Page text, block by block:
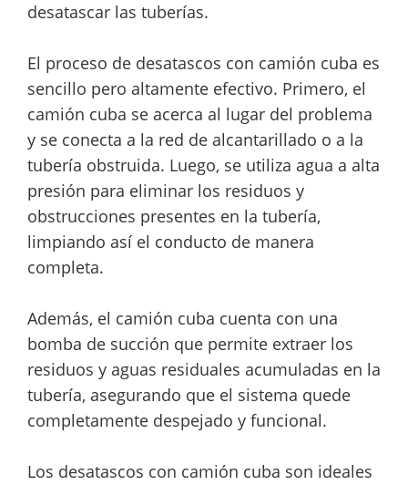
desatascar las tuberías.
El proceso de desatascos con camión cuba es
sencillo pero altamente efectivo. Primero, el
camión cuba se acerca al lugar del problema
y se conecta a la red de alcantarillado o a la
tubería obstruida. Luego, se utiliza agua a alta
presión para eliminar los residuos y
obstrucciones presentes en la tubería,
limpiando así el conducto de manera
completa.
Además, el camión cuba cuenta con una
bomba de succión que permite extraer los
residuos y aguas residuales acumuladas en la
tubería, asegurando que el sistema quede
completamente despejado y funcional.
Los desatascos con camión cuba son ideales